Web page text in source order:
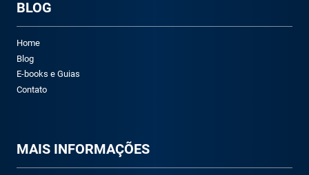
BLOG
Home
Blog
E-books e Guias
Contato
MAIS INFORMAÇÕES